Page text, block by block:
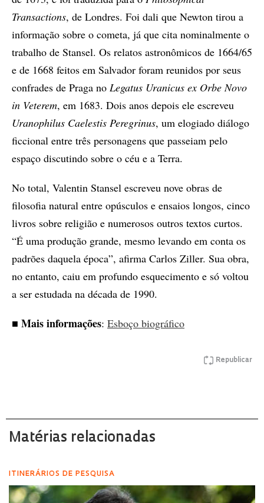
Transactions, de Londres. Foi dali que Newton tirou a
informação sobre o cometa, já que cita nominalmente o
trabalho de Stansel. Os relatos astronômicos de 1664/65
e de 1668 feitos em Salvador foram reunidos por seus
confrades de Praga no Legatus Uranicus ex Orbe Novo
in Veterem, em 1683. Dois anos depois ele escreveu
Uranophilus Caelestis Peregrinus, um elogiado diálogo
ficcional entre três personagens que passeiam pelo
espaço discutindo sobre o céu e a Terra.
No total, Valentin Stansel escreveu nove obras de
filosofia natural entre opúsculos e ensaios longos, cinco
livros sobre religião e numerosos outros textos curtos.
“É uma produção grande, mesmo levando em conta os
padrões daquela época”, afirma Carlos Ziller. Sua obra,
no entanto, caiu em profundo esquecimento e só voltou
a ser estudada na década de 1990.
■ Mais informações: Esboço biográfico
Republicar